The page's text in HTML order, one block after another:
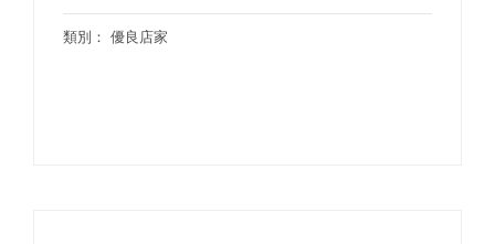
類別： 優良店家